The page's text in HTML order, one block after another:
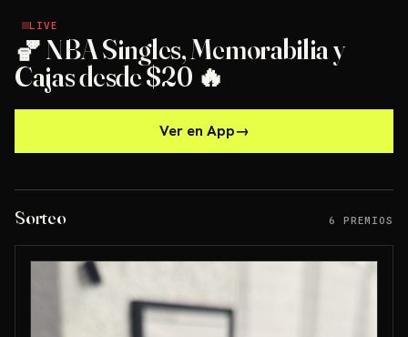
LIVE
LIVE
🏀 NBA Singles, Memorabilia y
Cajas desde $20 🔥
Ver en App→
Sorteo 6 PREMIOS